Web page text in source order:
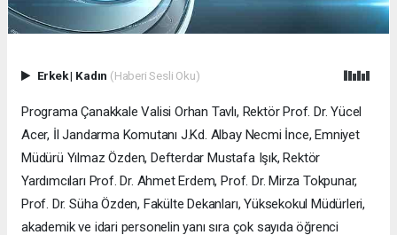
Erkek| Kadın (Haberi Sesli Oku)
Programa Çanakkale Valisi Orhan Tavlı, Rektör Prof. Dr. Yücel
Acer, İl Jandarma Komutanı J.Kd. Albay Necmi İnce, Emniyet
Müdürü Yılmaz Özden, Defterdar Mustafa Işık, Rektör
Yardımcıları Prof. Dr. Ahmet Erdem, Prof. Dr. Mirza Tokpunar,
Prof. Dr. Süha Özden, Fakülte Dekanları, Yüksekokul Müdürleri,
akademik ve idari personelin yanı sıra çok sayıda öğrenci